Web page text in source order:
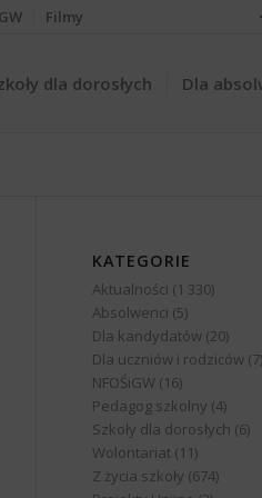
Filmy
dla dorosłych Dla
KATEGORIE
Aktualności (1 330)
Absolwenci (5)
Dla kandydatów (20)
Dla uczniów i rodziców (7)
NFOŚiGW (16)
Pedagog szkolny (4)
Szkoły dla dorosłych (6)
Wolontariat (11)
Z życia szkoły (674)